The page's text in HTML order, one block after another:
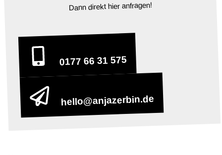
Dann direkt hier anfragen!
0177 66 31 575
hello@anjazerbin.de